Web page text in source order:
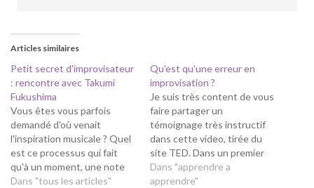
Articles similaires
Petit secret d'improvisateur
: rencontre avec Takumi
Fukushima
Vous êtes vous parfois
demandé d'où venait
l'inspiration musicale ? Quel
est ce processus qui fait
qu'à un moment, une note
ou une mélodie vous vient ?
Dans "tous les articles"
Qu'est qu'une erreur en
improvisation ?
Je suis très content de vous
faire partager un
témoignage très instructif
dans cette video, tirée du
site TED. Dans un premier
temps, Les musiciens jouent
.... et nous montrent que la
Dans "apprendre a
apprendre"